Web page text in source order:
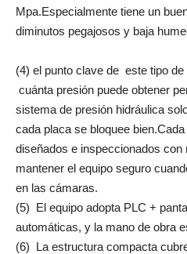
Mpa.Especialmente tiene un
diminutos pegajosos y baja
(4) el punto clave de este tipo
cuánta presión puede obtener
sistema de presión hidráulica
cada placa se bloquee
diseñados e inspeccionados con
mantener el equipo seguro
en las cámaras.
(5) El equipo adopta PLC +
automáticas, y la mano de
(6) La estructura compacta